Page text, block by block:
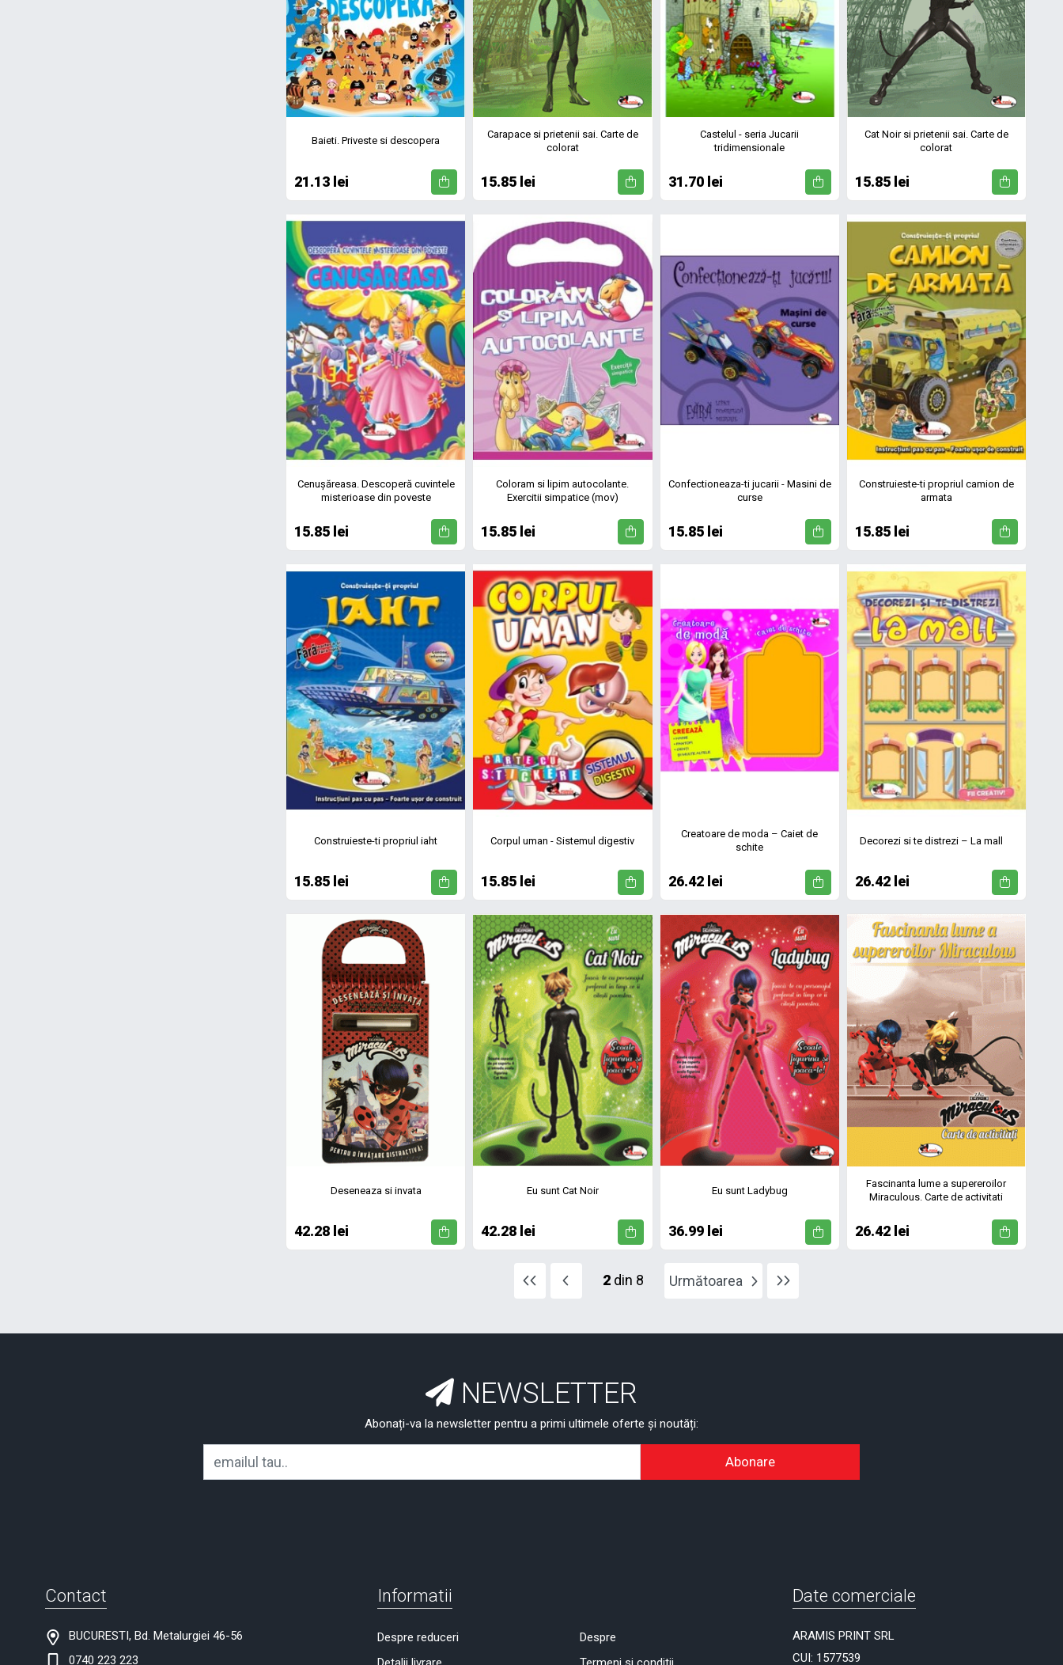
Baieti. Priveste si descopera
21.13 lei
Carapace si prietenii sai. Carte de
colorat
15.85 lei
Castelul - seria Jucarii
tridimensionale
31.70 lei
Cat Noir si prietenii sai. Carte de
colorat
15.85 lei
Cenușăreasa. Descoperă cuvintele
misterioase din poveste
15.85 lei
Coloram si lipim autocolante.
Exercitii simpatice (mov)
15.85 lei
Confectioneaza-ti jucarii - Masini de
curse
15.85 lei
Construieste-ti propriul camion de
armata
15.85 lei
Construieste-ti propriul iaht
15.85 lei
Corpul uman - Sistemul digestiv
15.85 lei
Creatoare de moda – Caiet de
schite
26.42 lei
Decorezi si te distrezi – La mall
26.42 lei
Deseneaza si invata
42.28 lei
Eu sunt Cat Noir
42.28 lei
Eu sunt Ladybug
36.99 lei
Fascinanta lume a supereroilor
Miraculous. Carte de activitati
26.42 lei
2din 8 Următoarea
NEWSLETTER
Abonați-va la newsletter pentru a primi ultimele oferte și noutăți:
Abonare
Contact
BUCURESTI, Bd. Metalurgiei 46-56
0740 223 223
Informatii
Despre reduceri
Despre
Date comerciale
ARAMIS PRINT SRL
CUI: 1577539